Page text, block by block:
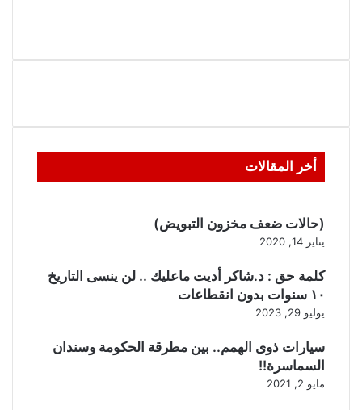
أخر المقالات
(حالات ضعف مخزون التبويض)
يناير 14, 2020
كلمة حق : د.شاكر أديت ماعليك .. لن ينسى التاريخ
١٠ سنوات بدون انقطاعات
يوليو 29, 2023
سيارات ذوى الهمم.. بين مطرقة الحكومة وسندان
السماسرة!!
مايو 2, 2021